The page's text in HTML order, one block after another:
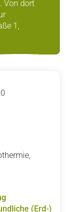
Von dort
1,
(Erd-)